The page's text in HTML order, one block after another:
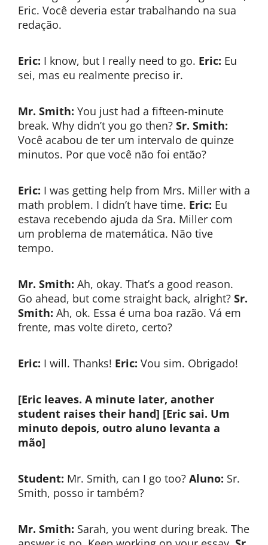
Eric. Você deveria estar trabalhando na sua
redação.
Eric: I know, but I really need to go. Eric: Eu
sei, mas eu realmente preciso ir.
Mr. Smith: You just had a fifteen-minute
break. Why didn’t you go then? Sr. Smith:
Você acabou de ter um intervalo de quinze
minutos. Por que você não foi então?
Eric: I was getting help from Mrs. Miller with a
math problem. I didn’t have time. Eric: Eu
estava recebendo ajuda da Sra. Miller com
um problema de matemática. Não tive
tempo.
Mr. Smith: Ah, okay. That’s a good reason.
Go ahead, but come straight back, alright? Sr.
Smith: Ah, ok. Essa é uma boa razão. Vá em
frente, mas volte direto, certo?
Eric: I will. Thanks! Eric: Vou sim. Obrigado!
[Eric leaves. A minute later, another
student raises their hand] [Eric sai. Um
minuto depois, outro aluno levanta a
mão]
Student: Mr. Smith, can I go too? Aluno: Sr.
Smith, posso ir também?
Mr. Smith: Sarah, you went during break. The